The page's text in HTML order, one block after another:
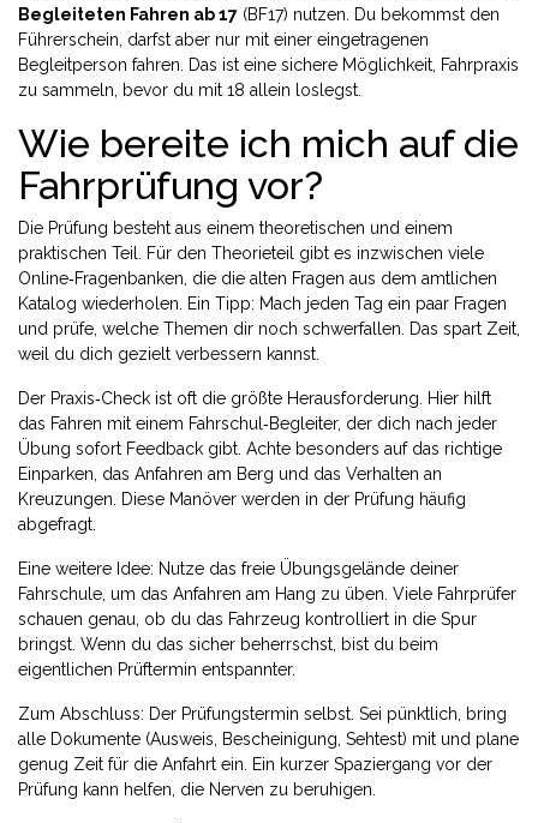
Begleiteten Fahren ab 17 (BF17) nutzen. Du bekommst den
Führerschein, darfst aber nur mit einer eingetragenen
Begleitperson fahren. Das ist eine sichere Möglichkeit, Fahrpraxis
zu sammeln, bevor du mit 18 allein loslegst.
Wie bereite ich mich auf die
Fahrprüfung vor?
Die Prüfung besteht aus einem theoretischen und einem
praktischen Teil. Für den Theorieteil gibt es inzwischen viele
Online‑Fragenbanken, die die alten Fragen aus dem amtlichen
Katalog wiederholen. Ein Tipp: Mach jeden Tag ein paar Fragen
und prüfe, welche Themen dir noch schwerfallen. Das spart Zeit,
weil du dich gezielt verbessern kannst.
Der Praxis‑Check ist oft die größte Herausforderung. Hier hilft
das Fahren mit einem Fahrschul‑Begleiter, der dich nach jeder
Übung sofort Feedback gibt. Achte besonders auf das richtige
Einparken, das Anfahren am Berg und das Verhalten an
Kreuzungen. Diese Manöver werden in der Prüfung häufig
abgefragt.
Eine weitere Idee: Nutze das freie Übungsgelände deiner
Fahrschule, um das Anfahren am Hang zu üben. Viele Fahrprüfer
schauen genau, ob du das Fahrzeug kontrolliert in die Spur
bringst. Wenn du das sicher beherrschst, bist du beim
eigentlichen Prüftermin entspannter.
Zum Abschluss: Der Prüfungstermin selbst. Sei pünktlich, bring
alle Dokumente (Ausweis, Bescheinigung, Sehtest) mit und plane
genug Zeit für die Anfahrt ein. Ein kurzer Spaziergang vor der
Prüfung kann helfen, die Nerven zu beruhigen.